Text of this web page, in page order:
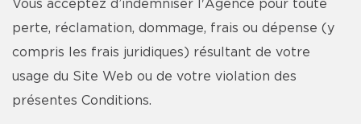
Vous acceptez d’indemniser l'Agence pour toute
perte, réclamation, dommage, frais ou dépense (y
compris les frais juridiques) résultant de votre
usage du Site Web ou de votre violation des
présentes Conditions.